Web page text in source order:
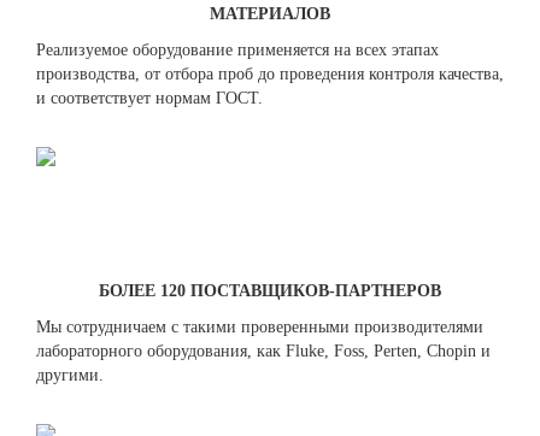
МАТЕРИАЛОВ
Реализуемое оборудование применяется на всех этапах
производства, от отбора проб до проведения контроля качества,
и соответствует нормам ГОСТ.
БОЛЕЕ 120 ПОСТАВЩИКОВ-ПАРТНЕРОВ
Мы сотрудничаем с такими проверенными производителями
лабораторного оборудования, как Fluke, Foss, Perten, Chopin и
другими.